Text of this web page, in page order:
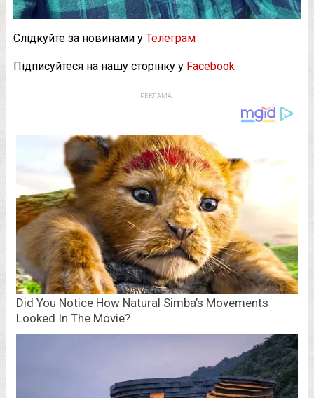
Слідкуйте за новинами у Телеграм
Підписуйтеся на нашу сторінку у Facebook
РЕКЛАМА: